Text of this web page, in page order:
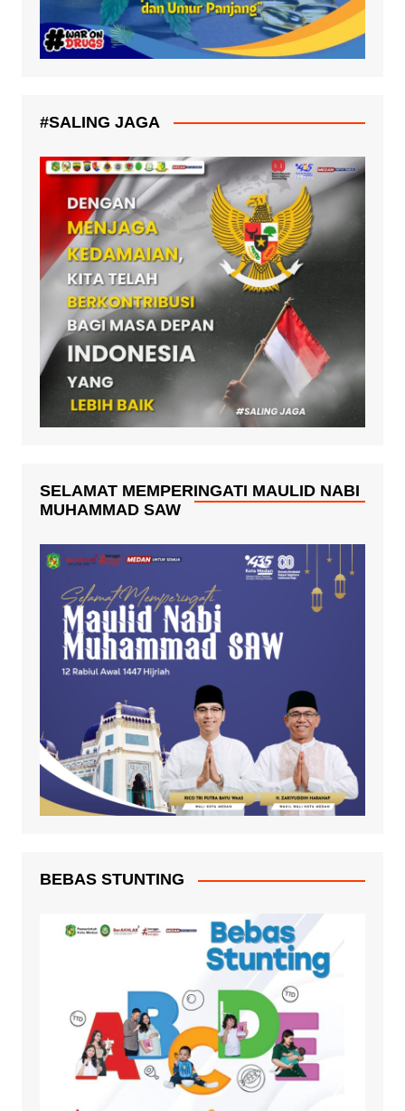
#SALING JAGA
SELAMAT MEMPERINGATI MAULID NABI
MUHAMMAD SAW
BEBAS STUNTING